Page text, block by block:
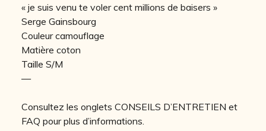
« je suis venu te voler cent millions de baisers »
Serge Gainsbourg
Couleur camouflage
Matière coton
Taille S/M
—
Consultez les onglets CONSEILS D’ENTRETIEN et
FAQ pour plus d’informations.